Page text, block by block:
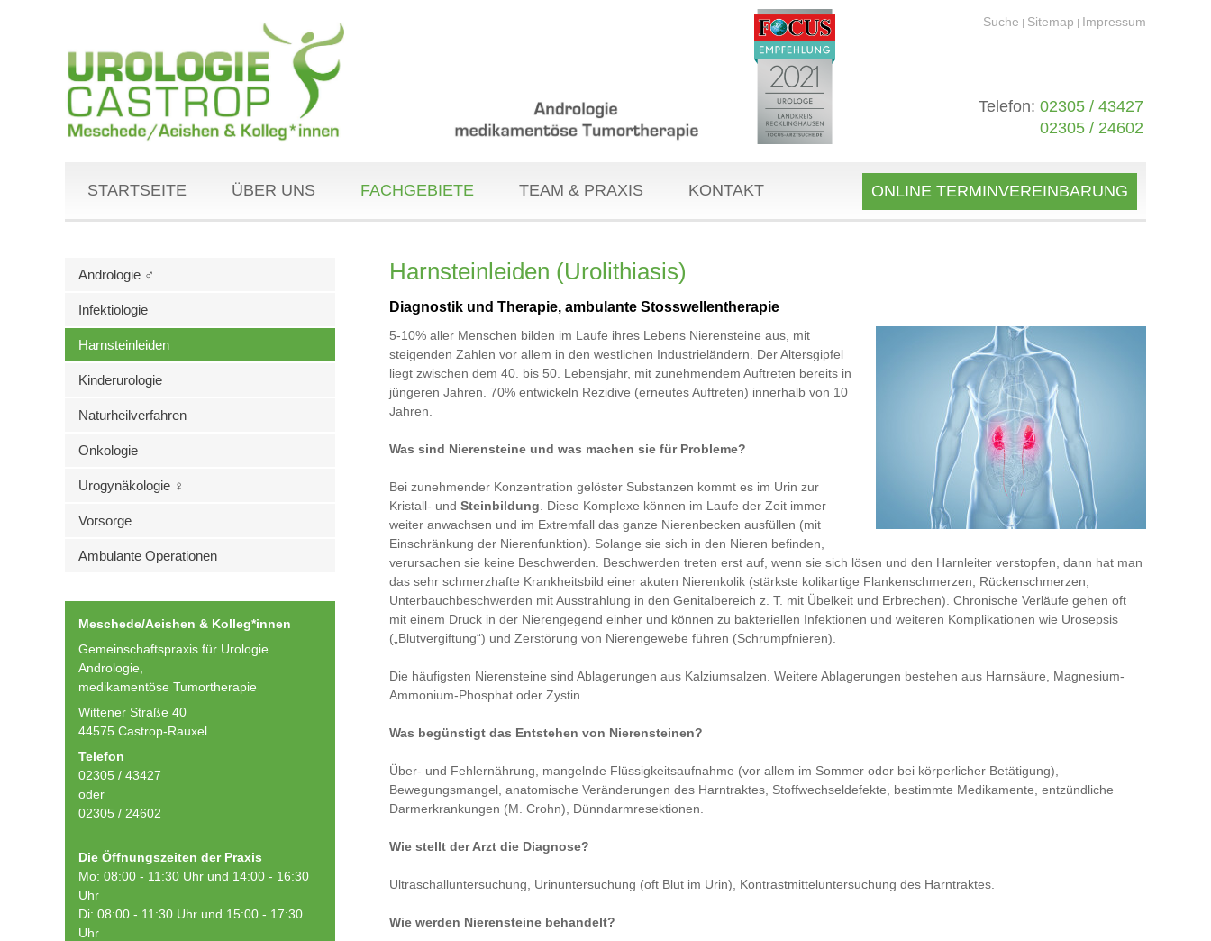
Suche | Sitemap | Impressum
Telefon: 02305 / 43427
02305 / 24602
STARTSEITE ÜBER UNS FACHGEBIETE TEAM & PRAXIS KONTAKT ONLINE TERMINVEREINBARUNG
Andrologie ♂
Infektiologie
Harnsteinleiden
Kinderurologie
Naturheilverfahren
Onkologie
Urogynäkologie ♀
Vorsorge
Ambulante Operationen
Meschede/Aeishen & Kolleg*innen
Gemeinschaftspraxis für Urologie
Andrologie,
medikamentöse Tumortherapie
Wittener Straße 40
44575 Castrop-Rauxel
Telefon
02305 / 43427
oder
02305 / 24602
Die Öffnungszeiten der Praxis
Mo: 08:00 - 11:30 Uhr und 14:00 - 16:30
Uhr
Di: 08:00 - 11:30 Uhr und 15:00 - 17:30
Uhr
Harnsteinleiden (Urolithiasis)
Diagnostik und Therapie, ambulante Stosswellentherapie
5-10% aller Menschen bilden im Laufe ihres Lebens Nierensteine aus, mit
steigenden Zahlen vor allem in den westlichen Industrieländern. Der Altersgipfel
liegt zwischen dem 40. bis 50. Lebensjahr, mit zunehmendem Auftreten bereits in
jüngeren Jahren. 70% entwickeln Rezidive (erneutes Auftreten) innerhalb von 10
Jahren.
Was sind Nierensteine und was machen sie für Probleme?
Bei zunehmender Konzentration gelöster Substanzen kommt es im Urin zur
Kristall- und Steinbildung . Diese Komplexe können im Laufe der Zeit immer
weiter anwachsen und im Extremfall das ganze Nierenbecken ausfüllen (mit
Einschränkung der Nierenfunktion). Solange sie sich in den Nieren befinden,
verursachen sie keine Beschwerden. Beschwerden treten erst auf, wenn sie sich lösen und den Harnleiter verstopfen, dann hat man
das sehr schmerzhafte Krankheitsbild einer akuten Nierenkolik (stärkste kolikartige Flankenschmerzen, Rückenschmerzen,
Unterbauchbeschwerden mit Ausstrahlung in den Genitalbereich z. T. mit Übelkeit und Erbrechen). Chronische Verläufe gehen oft
mit einem Druck in der Nierengegend einher und können zu bakteriellen Infektionen und weiteren Komplikationen wie Urosepsis
(„Blutvergiftung“) und Zerstörung von Nierengewebe führen (Schrumpfnieren).
Die häufigsten Nierensteine sind Ablagerungen aus Kalziumsalzen. Weitere Ablagerungen bestehen aus Harnsäure, Magnesium-
Ammonium-Phosphat oder Zystin.
Was begünstigt das Entstehen von Nierensteinen?
Über- und Fehlernährung, mangelnde Flüssigkeitsaufnahme (vor allem im Sommer oder bei körperlicher Betätigung),
Bewegungsmangel, anatomische Veränderungen des Harntraktes, Stoffwechseldefekte, bestimmte Medikamente, entzündliche
Darmerkrankungen (M. Crohn), Dünndarmresektionen.
Wie stellt der Arzt die Diagnose?
Ultraschalluntersuchung, Urinuntersuchung (oft Blut im Urin), Kontrastmitteluntersuchung des Harntraktes.
Wie werden Nierensteine behandelt?